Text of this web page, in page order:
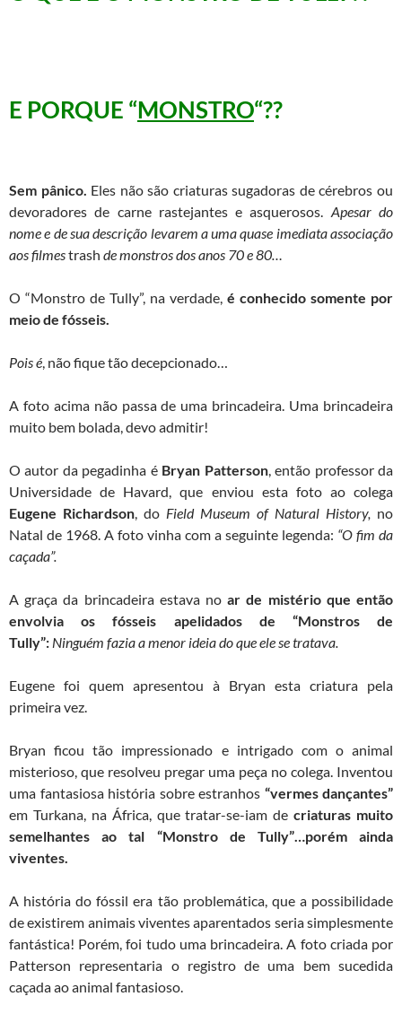
E PORQUE “MONSTRO“??
Sem pânico. Eles não são criaturas sugadoras de cérebros ou
devoradores de carne rastejantes e asquerosos. Apesar do
nome e de sua descrição levarem a uma quase imediata associação
aos filmestrash de monstros dos anos 70 e 80…
O “Monstro de Tully”, na verdade, é conhecido somente por
meio de fósseis.
Pois é, não fique tão decepcionado…
A foto acima não passa de uma brincadeira. Uma brincadeira
muito bem bolada, devo admitir!
O autor da pegadinha é Bryan Patterson, então professor da
Universidade de Havard, que enviou esta foto ao colega
Eugene Richardson, do Field Museum of Natural History, no
Natal de 1968. A foto vinha com a seguinte legenda: “O fim da
caçada”.
A graça da brincadeira estava noar de mistério que então
envolvia os fósseis apelidados de “Monstros de
Tully”: Ninguém fazia a menor ideia do que ele se tratava.
Eugene foi quem apresentou à Bryan esta criatura pela
primeira vez.
Bryan ficou tão impressionado e intrigado com o animal
misterioso, que resolveu pregar uma peça no colega. Inventou
uma fantasiosa história sobre estranhos “vermes dançantes”
em Turkana, na África, que tratar-se-iam decriaturas muito
semelhantes ao tal “Monstro de Tully”…porém ainda
viventes.
A história do fóssil era tão problemática, que a possibilidade
de existirem animais viventes aparentados seria simplesmente
fantástica! Porém, foi tudo uma brincadeira. A foto criada por
Patterson representaria o registro de uma bem sucedida
caçada ao animal fantasioso.